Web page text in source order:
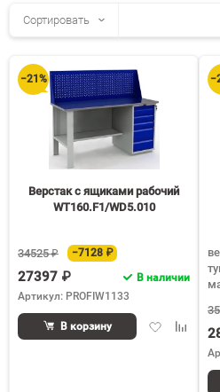
Сортировать
−21%
Верстак с ящиками рабочий
WT160.F1/WD5.010
34525 ₽ −7128 ₽
27397 ₽
В наличии
Артикул: PROFIW1133
Добавить
В корзину